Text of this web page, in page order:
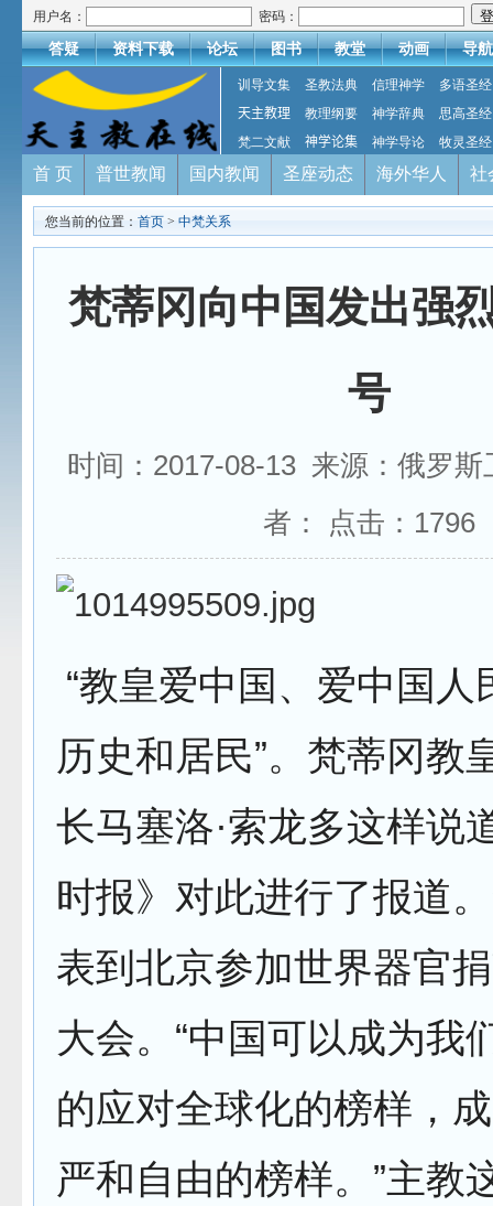
用户名： 密码：
答疑 资料下载 论坛 图书 教堂 动画 导航
训导文集 圣教法典 信理神学
多语圣经
天主教理
教理纲要 神学辞典
思高圣经
梵二文献
神学论集 神学导论 牧灵圣经
首 页 普世教闻 国内教闻 圣座动态 海外华人 社
您当前的位置： 首页 > 中梵关系
梵蒂冈向中国发出强
号
时间：2017-08-13 来源：俄罗
者： 点击： 1796
“教皇爱中国、爱中国人
历史和居民”。梵蒂冈教
长马塞洛·索龙多这样说
时报》对此进行了报道
表到北京参加世界器官
大会。“中国可以成为我
的应对全球化的榜样，
严和自由的榜样。”主教